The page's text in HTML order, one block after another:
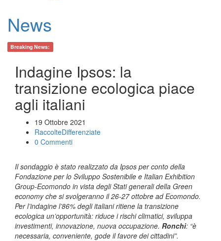
News
Breaking News:
Indagine Ipsos: la
transizione ecologica piace
agli italiani
19 Ottobre 2021
RaccolteDifferenziate
0 Commenti
Il sondaggio è stato realizzato da Ipsos per conto della
Fondazione per lo Sviluppo Sostenibile e Italian Exhibition
Group-Ecomondo in vista degli Stati generali della Green
economy che si svolgeranno il 26-27 ottobre ad Ecomondo.
Per l’indagine l’86% degli italiani ritiene la transizione
ecologica un’opportunità: riduce i rischi climatici, sviluppa
investimenti, innovazione, nuova occupazione. Ronchi: “è
necessaria, conveniente, gode il favore dei cittadini”.